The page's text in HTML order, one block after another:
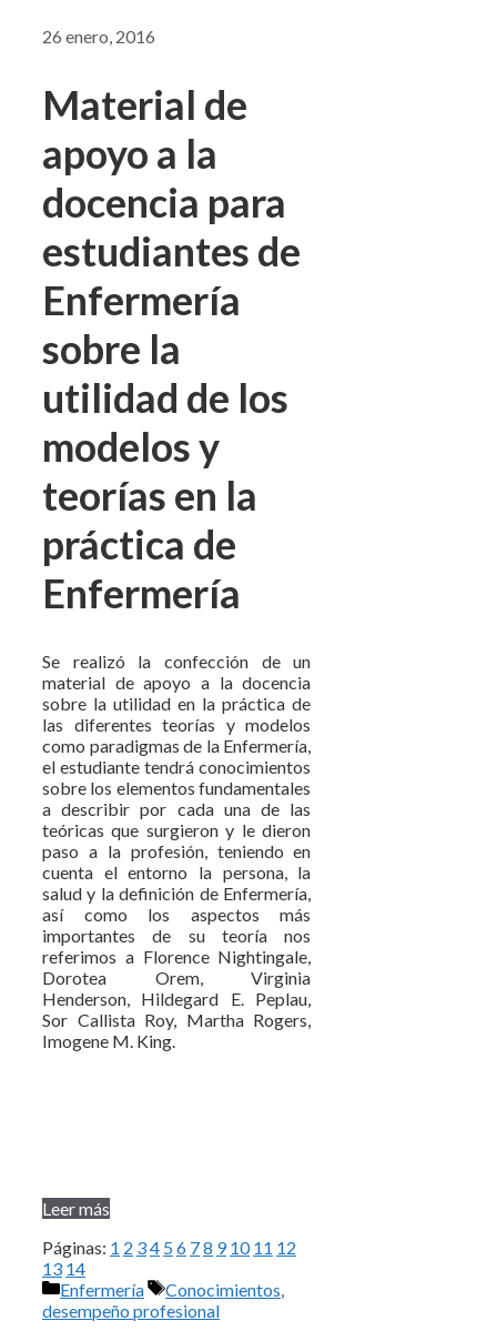
26 enero, 2016
Material de
apoyo a la
docencia para
estudiantes de
Enfermería
sobre la
utilidad de los
modelos y
teorías en la
práctica de
Enfermería
Se realizó la confección de un
material de apoyo a la docencia
sobre la utilidad en la práctica de
las diferentes teorías y modelos
como paradigmas de la Enfermería,
el estudiante tendrá conocimientos
sobre los elementos fundamentales
a describir por cada una de las
teóricas que surgieron y le dieron
paso a la profesión, teniendo en
cuenta el entorno la persona, la
salud y la definición de Enfermería,
así como los aspectos más
importantes de su teoría nos
referimos a Florence Nightingale,
Dorotea Orem, Virginia
Henderson, Hildegard E. Peplau,
Sor Callista Roy, Martha Rogers,
Imogene M. King.
Leer más
Páginas: 1 2 34 56 78 9 10 11 12
13 14
Categorías
Enfermería Etiquetas
Conocimientos
desempeño profesional